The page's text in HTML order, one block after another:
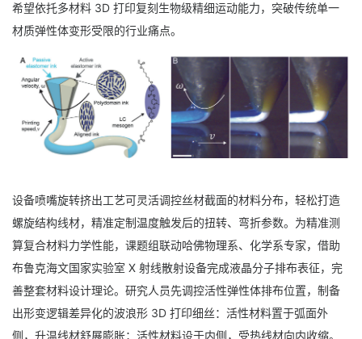
希望依托多材料 3D 打印复刻生物级精细运动能力，突破传统单一
材质弹性体变形受限的行业痛点。
设备喷嘴旋转挤出工艺可灵活调控丝材截面的材料分布，轻松打造
螺旋结构线材，精准定制温度触发后的扭转、弯折参数。为精准测
算复合材料力学性能，课题组联动哈佛物理系、化学系专家，借助
布鲁克海文国家实验室 X 射线散射设备完成液晶分子排布表征，完
善整套材料设计理论。研究人员先调控活性弹性体排布位置，制备
出形变逻辑差异化的波浪形 3D 打印细丝：活性材料置于弧面外
侧，升温线材舒展膨胀；活性材料设于内侧，受热线材向内收缩。